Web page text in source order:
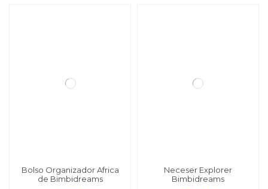
Bolso Organizador Africa
de Bimbidreams
Neceser Explorer
Bimbidreams